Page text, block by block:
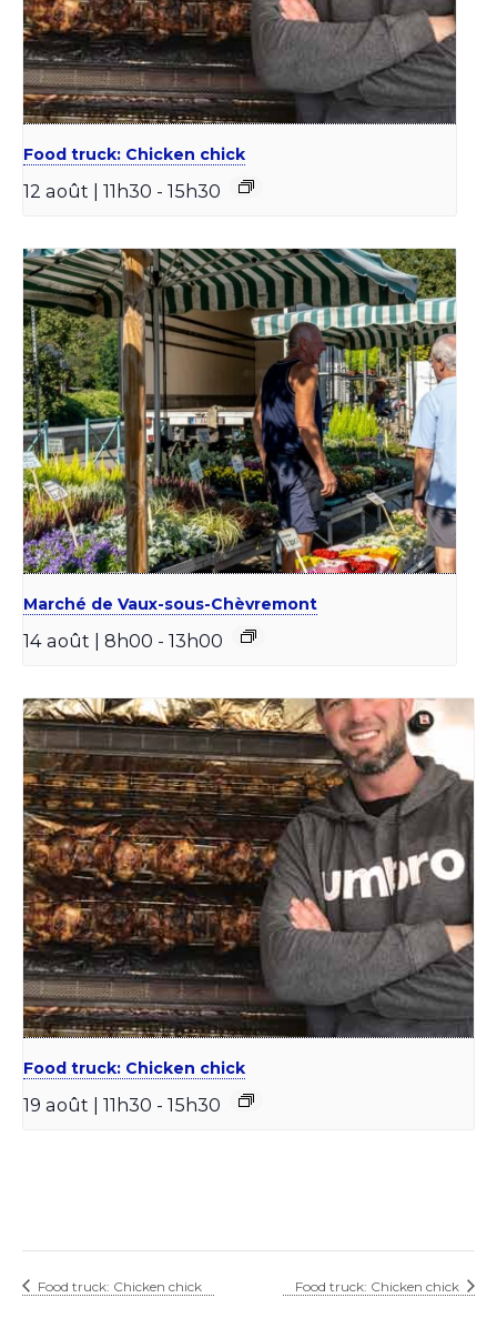
Food truck: Chicken chick
12 août | 11h30 - 15h30
Marché de Vaux-sous-Chèvremont
14 août | 8h00 - 13h00
Food truck: Chicken chick
19 août | 11h30 - 15h30
Food truck: Chicken chick Food truck: Chicken chick